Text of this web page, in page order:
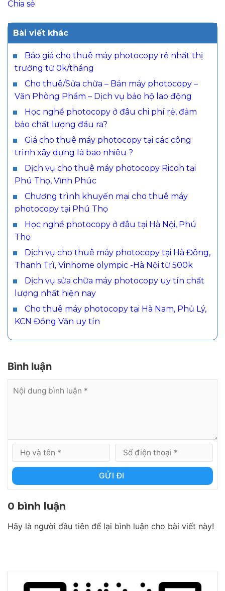
Chia sẻ
Bài viết khác
Báo giá cho thuê máy photocopy rẻ nhất thị
trường từ 0k/tháng
Cho thuê/Sửa chữa – Bán máy photocopy –
Văn Phòng Phẩm – Dịch vụ bảo hộ lao động
Học nghề photocopy ở đâu chi phí rẻ, đảm
bảo chất lượng đầu ra?
Giá cho thuê máy photocopy tại các công
trình xây dựng là bao nhiêu ?
Dịch vụ cho thuê máy photocopy Ricoh tại
Phú Thọ, Vĩnh Phúc
Chương trình khuyến mại cho thuê máy
photocopy tại Phú Thọ
Học nghề photocopy ở đâu tại Hà Nội, Phú
Thọ
Dịch vụ cho thuê máy photocopy tại Hà Đông,
Thanh Trì, Vinhome olympic -Hà Nội từ 500k
Dịch vụ sửa chữa máy photocopy uy tín chất
lượng nhất hiện nay
Cho thuê máy photocopy tại Hà Nam, Phủ Lý,
KCN Đồng Văn uy tín
Bình luận
GỬI ĐI
0 bình luận
Hãy là người đầu tiên để lại bình luận cho bài viết này!